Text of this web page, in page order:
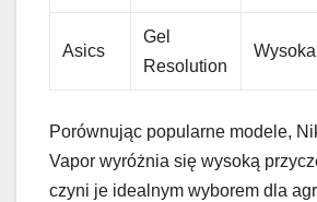
Asics
Gel
Resolution
Wysoka
Porównując popularne modele,
Vapor wyróżnia się wysoką
czyni je idealnym wyborem dla